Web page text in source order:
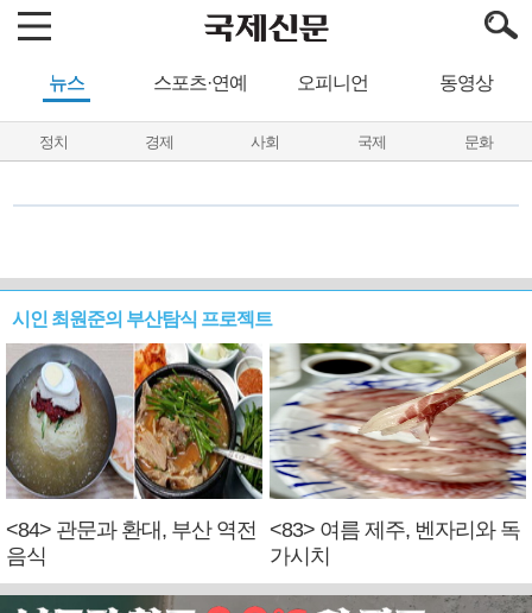
뉴스 스포츠·연예 오피니언 동영상
정치 경제 사회 국제 문화
시인 최원준의 부산탐식 프로젝트
<84> 관문과 환대, 부산 역전
음식
<83> 여름 제주, 벤자리와 독
가시치